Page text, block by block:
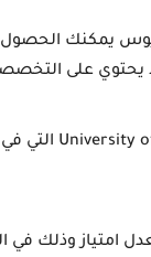
على
وذلك في المرحلة